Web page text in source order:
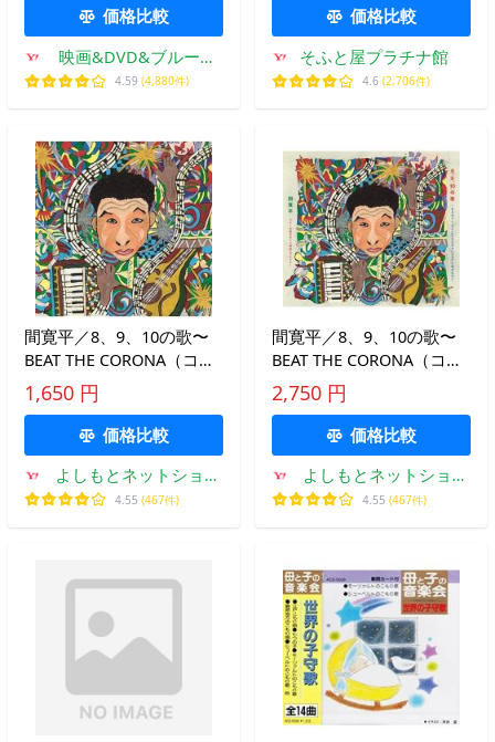
価格比較
映画&DVD&ブルーレ
イならSORA
4.59 (4,880件)
価格比較
そふと屋プラチナ館
4.6 (2,706件)
間寛平／8、9、10の歌〜
BEAT THE CORONA（コロ
ナに負けるな）〜（通常
盤）
1,650 円
価格比較
よしもとネットショッ
プplus Y!店
4.55 (467件)
間寛平／8、9、10の歌〜
BEAT THE CORONA（コロ
ナに負けるな）〜（オリジ
ナルマスク付き初回盤）
2,750 円
価格比較
よしもとネットショッ
プplus Y!店
4.55 (467件)